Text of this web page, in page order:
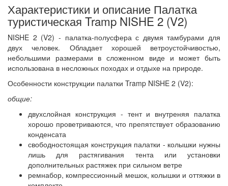
Характеристики и описание Палатка
туристическая Tramp NISHE 2 (V2)
NISHE 2 (V2) - палатка-полусфера с двумя тамбурами для
двух человек. Обладает хорошей ветроустойчивостью,
небольшими размерами в сложенном виде и может быть
использована в несложных походах и отдыхе на природе.
Особенности конструкции палатки Tramp NISHE 2 (V2):
общие:
двухслойная конструкция - тент и внутреняя палатка
хорошо проветриваются, что препятствует образованию
конденсата
свободностоящая конструкция палатки - колышки нужны
лишь для растягивания тента или установки
дополнительных растяжек при сильном ветре
ремнабор, компрессионный мешок, колышки и оттяжки в